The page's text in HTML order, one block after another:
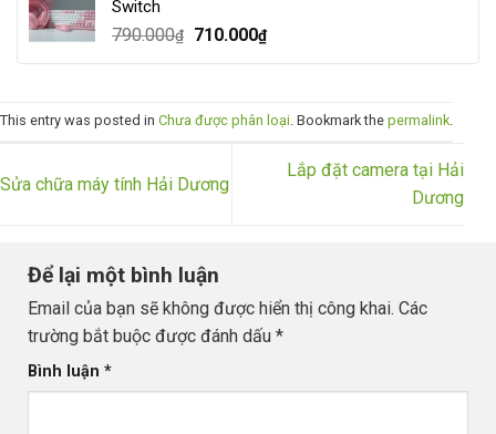
Switch
790.000₫
Original
710.000₫Current
This entry was posted in Chưa được phân loại. Bookmark the permalink.
Sửa chữa máy tính Hải Dương
Lắp đặt camera tại Hải
Dương
Để lại một bình luận
Email của bạn sẽ không được hiển thị công khai. Các
trường bắt buộc được đánh dấu *
Bình luận *